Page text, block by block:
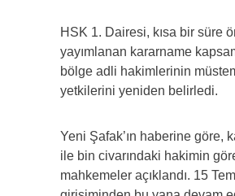
HSK 1. Dairesi, kısa bir süre
yayımlanan kararname
bölge adli hakimlerinin
yetkilerini yeniden belirledi.
Yeni Şafak’ın haberine göre,
ile bin civarındaki hakimin
mahkemeler açıklandı. 15